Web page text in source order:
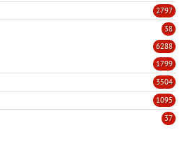
2797
38
6288
1799
3504
1095
37